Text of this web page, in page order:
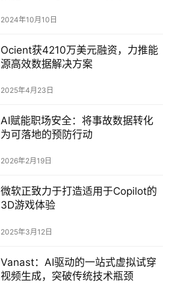
2024年10月10日
Ocient获4210万美元融资，力推能
源高效数据解决方案‌
2025年4月23日
AI赋能职场安全：将事故数据转化
为可落地的预防行动
2026年2月19日
微软正致力于打造适用于Copilot的
3D游戏体验‌
2025年3月12日
Vanast：AI驱动的一站式虚拟试穿
视频生成，突破传统技术瓶颈